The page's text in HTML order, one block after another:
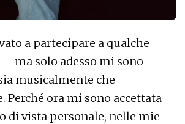
a partecipare a qualche
ma solo adesso mi sono
musicalmente che
Perché ora mi sono accettata
di vista personale, nelle mie